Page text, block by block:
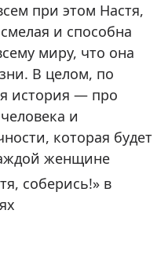
при этом Настя,
и способна
миру, что она
В целом, по
история — про
и
которая будет
женщине
соберись!» в